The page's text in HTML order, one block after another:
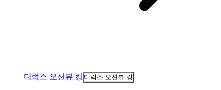
디럭스 오션뷰 킹 디럭스 오션뷰 킹